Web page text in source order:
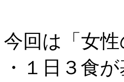
今回は「女
・１日３食